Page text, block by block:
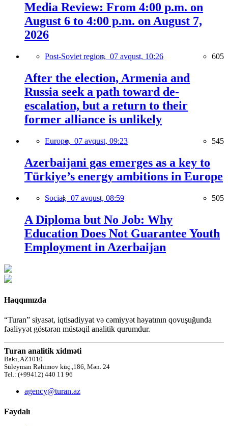
Media Review: From 4:00 p.m. on
August 6 to 4:00 p.m. on August 7,
2026
Post-Soviet region, 07 avqust, 10:26 605
After the election, Armenia and
Russia seek a path toward de-
escalation, but a return to their
former alliance is unlikely
Europe, 07 avqust, 09:23 545
Azerbaijani gas emerges as a key to
Türkiye’s energy ambitions in Europe
Social, 07 avqust, 08:59 505
A Diploma but No Job: Why
Education Does Not Guarantee Youth
Employment in Azerbaijan
Haqqımızda
“Turan” siyasət, iqtisadiyyat və cəmiyyət həyatının qovuşuğunda
fəaliyyət göstərən müstəqil analitik qurumdur.
Turan analitik xidməti
Bakı, AZ1010
Süleyman Rəhimov küç.,186, Mən. 24
Tel.: (+99412) 440 11 96
agency@turan.az
Faydalı